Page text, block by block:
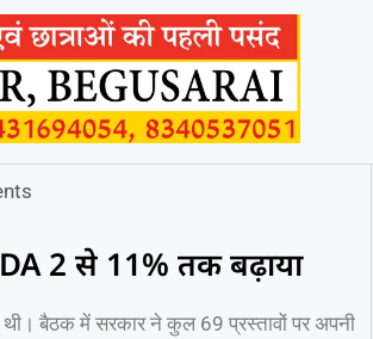
DA 2 से 11% तक बढ़ाया
बैठक में सरकार ने कुल 69 प्रस्तावों पर अपनी